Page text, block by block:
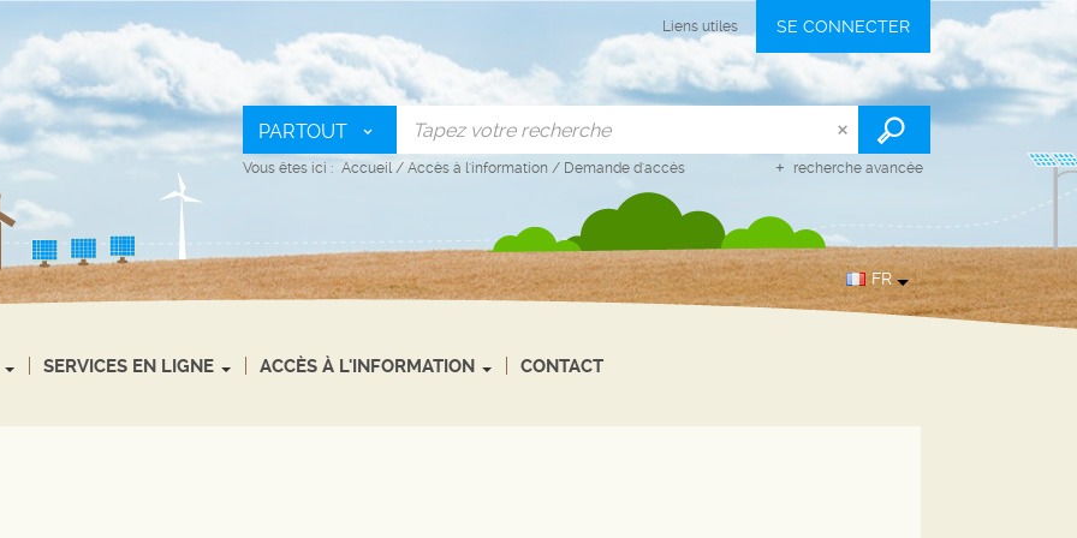
Liens utiles SE CONNECTER
PARTOUT
recherche avancée
Vous êtes ici : Accueil / Accès à l'information / Demande d'accès
FR
SERVICES EN LIGNE ACCÈS À L'INFORMATION CONTACT